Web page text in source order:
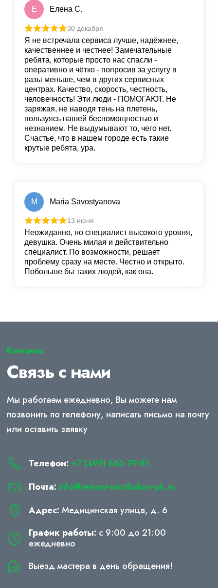
Е Елена С.
30 декабря
Я не встречала сервиса лучше, надёжнее,
качественнее и честнее! Замечательные
ребята, которые просто нас спасли -
оперативно и чётко - попросив за услугу в
разы меньше, чем в других сервисных
центрах. Качество, скорость, честность,
человечность! Эти люди - ПОМОГАЮТ. Не
заряжая, не наводя тень на плетень,
пользуясь нашей беспомощностью и
незнанием. Не выдумывают то, чего нет.
Счастье, что в нашем городе есть такие
крутые ребята, ура.
M Maria Savostyanova
13 июня
Неожиданно, но специалист высокого уровня,
девушка. Очень милая и действительно
специалист. По возможности, решает
проблему сразу на месте. Честно и открыто.
Побольше бы таких людей, как она.
Контакты
Связь с нами
Мы работаем ежедневно, Вы можете нам
позвонить по телефону, написать письмо на почту
или оставить заявку
Телефон: +7 (499) 653-79-81
Почта: info@remont-noutbukov-pk.ru
Адрес: Медицинская улица, д. 6
График работы: с 9:00 до 21:00
ежедневно
Выезд мастера в день обращения!